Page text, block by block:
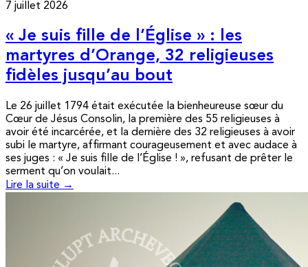
7 juillet 2026
« Je suis fille de l’Église » : les
martyres d’Orange, 32 religieuses
fidèles jusqu’au bout
Le 26 juillet 1794 était exécutée la bienheureuse sœur du
Cœur de Jésus Consolin, la première des 55 religieuses à
avoir été incarcérée, et la dernière des 32 religieuses à avoir
subi le martyre, affirmant courageusement et avec audace à
ses juges : « Je suis fille de l’Église ! », refusant de prêter le
serment qu’on voulait...
Lire la suite →